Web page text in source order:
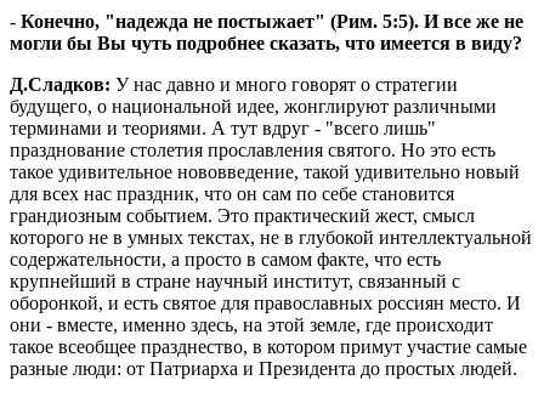
- Конечно, "надежда не постыжает" (Рим. 5:5). И все же не
могли бы Вы чуть подробнее сказать, что имеется в виду?
Д.Сладков: У нас давно и много говорят о стратегии
будущего, о национальной идее, жонглируют различными
терминами и теориями. А тут вдруг - "всего лишь"
празднование столетия прославления святого. Но это есть
такое удивительное нововведение, такой удивительно новый
для всех нас праздник, что он сам по себе становится
грандиозным событием. Это практический жест, смысл
которого не в умных текстах, не в глубокой интеллектуальной
содержательности, а просто в самом факте, что есть
крупнейший в стране научный институт, связанный с
оборонкой, и есть святое для православных россиян место. И
они - вместе, именно здесь, на этой земле, где происходит
такое всеобщее празднество, в котором примут участие самые
разные люди: от Патриарха и Президента до простых людей.